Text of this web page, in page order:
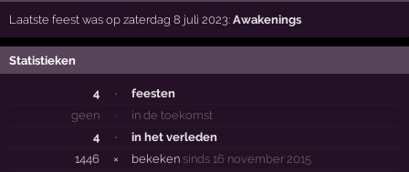
Laatste feest was op zaterdag 8 juli 2023:Awakenings
Statistieken
4 ·
feesten
geen
·
in de toekomst
4
·
in het verleden
1446
× bekeken sinds 16 november 2015